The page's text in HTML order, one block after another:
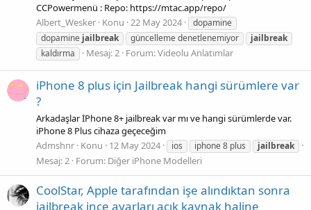
CCPowermenü : Repo: https://mtac.app/repo/
Albert_Wesker Konu 22 May 2024
dopamine
dopamine jailbreak güncelleme denetlenemiyor
jailbreak
kaldırma
Mesaj: 2 Forum:Videolu Anlatımlar
iPhone 8 plus için Jailbreak hangi sürümlere var
?
Arkadaşlar İPhone 8+ jailbreak var mı ve hangi sürümlerde var.
iPhone 8 Plus cihaza geçeceğim
Admshnr Konu 12 May 2024 ios iphone 8 plus jailbreak
Mesaj: 2 Forum: Diğer iPhone Modelleri
CoolStar, Apple tarafından işe alındıktan sonra
jailbreak ince ayarları açık kaynak haline